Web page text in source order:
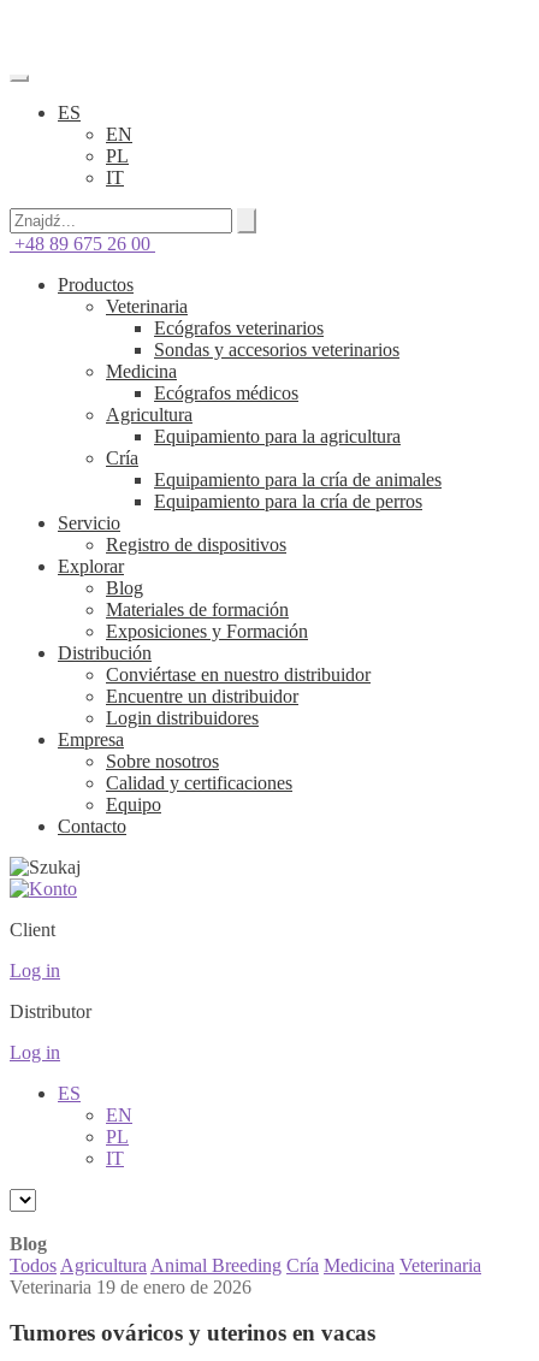
ES
EN
PL
IT
+48 89 675 26 00
Productos
Veterinaria
Ecógrafos veterinarios
Sondas y accesorios veterinarios
Medicina
Ecógrafos médicos
Agricultura
Equipamiento para la agricultura
Cría
Equipamiento para la cría de animales
Equipamiento para la cría de perros
Servicio
Registro de dispositivos
Explorar
Blog
Materiales de formación
Exposiciones y Formación
Distribución
Conviértase en nuestro distribuidor
Encuentre un distribuidor
Login distribuidores
Empresa
Sobre nosotros
Calidad y certificaciones
Equipo
Contacto
Client
Log in
Distributor
Log in
ES
EN
PL
IT
Blog
Todos Agricultura Animal Breeding Cría Medicina Veterinaria
Veterinaria 19 de enero de 2026
Tumores ováricos y uterinos en vacas